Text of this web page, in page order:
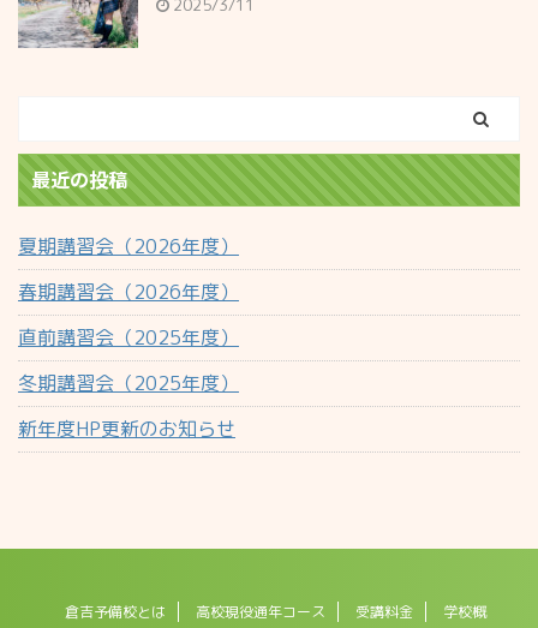
2025/3/11
最近の投稿
夏期講習会（2026年度）
春期講習会（2026年度）
直前講習会（2025年度）
冬期講習会（2025年度）
新年度HP更新のお知らせ
倉吉予備校とは 高校現役通年コース 受講料金 学校概